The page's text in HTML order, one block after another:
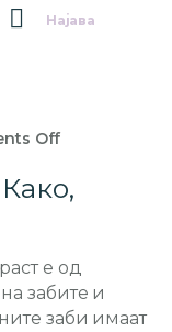
Најава
Off
е од
забите и
заби имаат